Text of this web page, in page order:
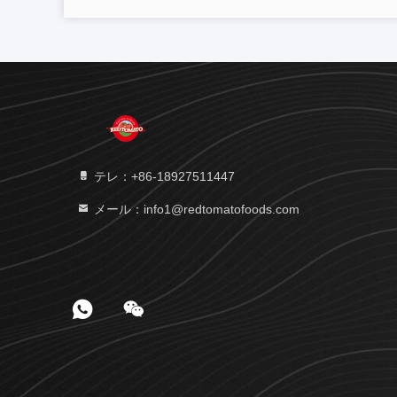
テレ：+86-18927511447
メール：info1@redtomatofoods.com